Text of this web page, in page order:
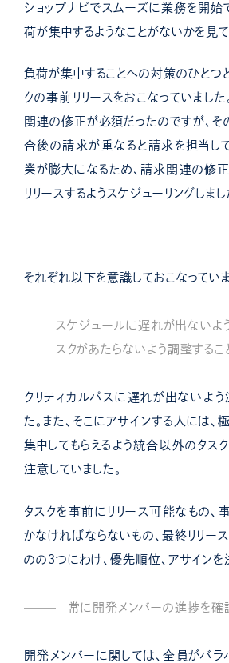
ショップナビでスムーズに業務を開始
荷が集中するようなことがないかを見て
負荷が集中することへの対策のひとつ
クの事前リリースをおこなっていまし
関連の修正が必須だったのですが、
合後の請求が重なると請求を担当し
業が膨大になるため、請求関連の修
リリースするようスケジューリングしまし
それぞれ以下を意識しておこなっていま
スケジュールに遅れが出ないよ
スクがあたらないよう調整するこ
クリティカルパスに遅れが出ないよ
た。また、そこにアサインする人には、
集中してもらえるよう統合以外のタス
注意していました。
タスクを事前にリリース可能なもの、
かなければならないもの、最終リリー
のの３つにわけ、優先順位、アサインを
常に開発メンバーの進捗を確
開発メンバーに関しては、全員がバ